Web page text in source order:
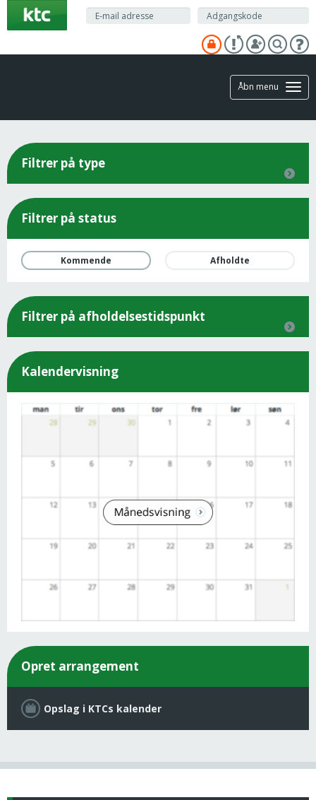
hovedindhold
Åbn menu
Filtrer på type
Filtrer på status
Kommende Afholdte
Filtrer på afholdelsestidspunkt
Kalendervisning
Opret arrangement
Opslag i KTCs kalender